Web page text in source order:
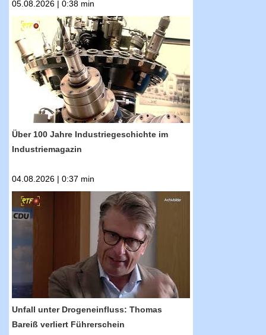
05.08.2026 | 0:38 min
RTF.1-Nachrichten: Über 100 Jahre
Industriegeschichte im Industriemagazin
Über 100 Jahre Industriegeschichte im
Industriemagazin
04.08.2026 | 0:37 min
RTF.1-Nachrichten: Unfall unter
Drogeneinfluss: Thomas Bareiß verliert
Unfall unter Drogeneinfluss: Thomas
Bareiß verliert Führerschein